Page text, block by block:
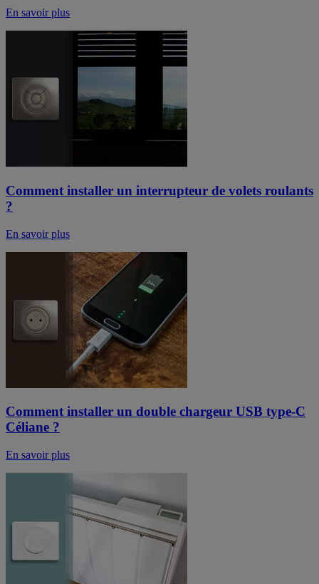
En savoir plus
Comment installer un interrupteur de volets roulants
?
En savoir plus
Comment installer un double chargeur USB type-C
Céliane ?
En savoir plus